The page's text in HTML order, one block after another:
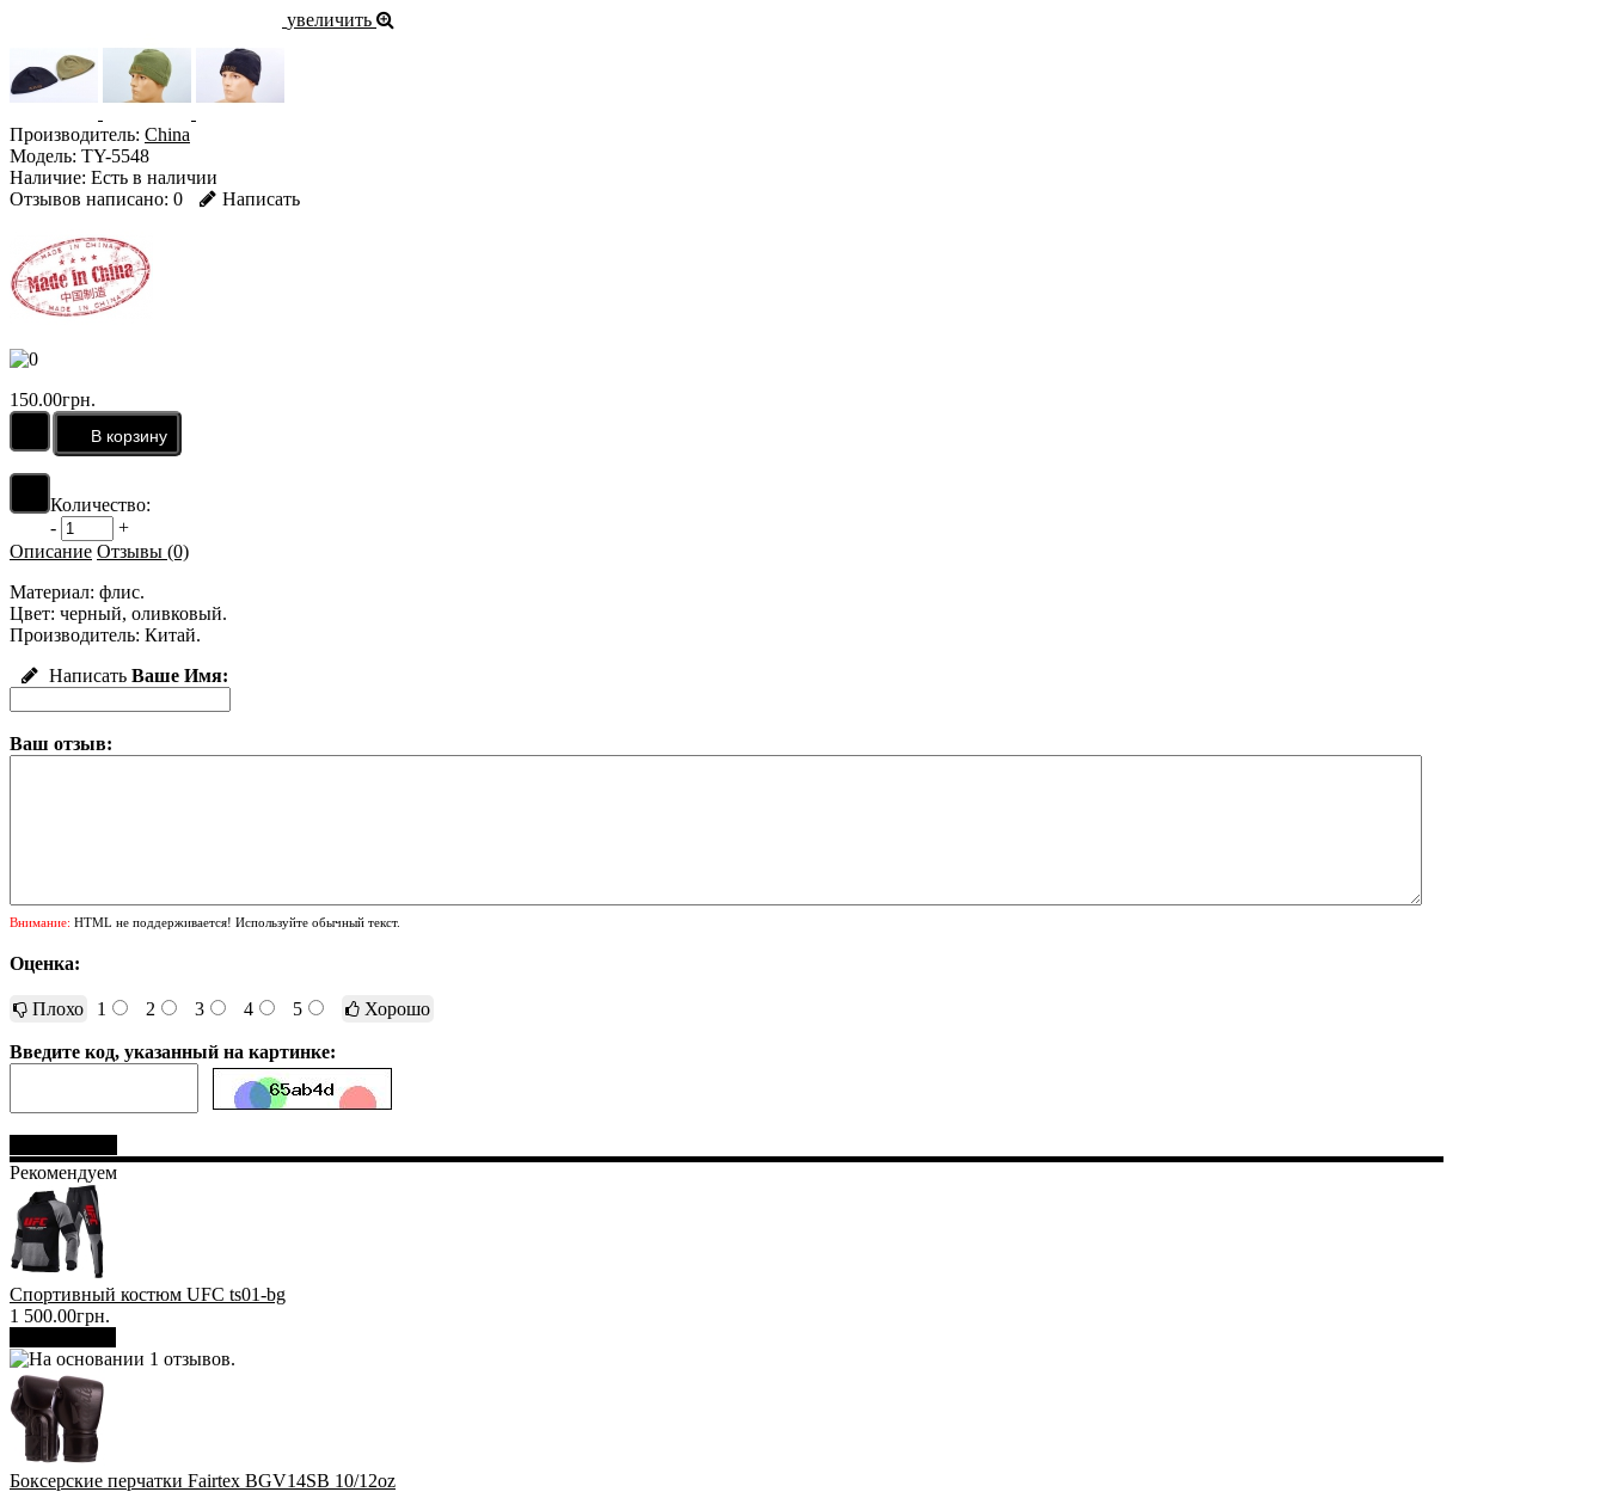
увеличить
Производитель: China
Модель: TY-5548
Наличие: Есть в наличии
Отзывов написано: 0 Написать
150.00грн.
Количество:
-
+
Описание Отзывы (0)
Материал: флис.
Цвет: черный, оливковый.
Производитель: Китай.
Написать Ваше Имя:
Ваш отзыв:
Внимание: HTML не поддерживается! Используйте обычный текст.
Оценка:
Плохо 1 2 3 4 5 Хорошо
Введите код, указанный на картинке:
Рекомендуем
Спортивный костюм UFC ts01-bg
1 500.00грн.
Боксерские перчатки Fairtex BGV14SB 10/12oz